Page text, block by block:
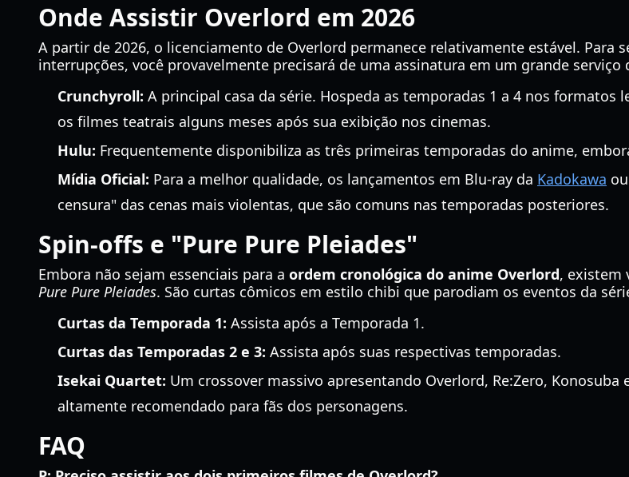
Onde Assistir Overlord em 2026
A partir de 2026, o licenciamento de Overlord permanece relativamente estável. Para
interrupções, você provavelmente precisará de uma assinatura em um grande serviço
Crunchyroll: A principal casa da série. Hospeda as temporadas 1 a 4 nos
os filmes teatrais alguns meses após sua exibição nos cinemas.
Hulu: Frequentemente disponibiliza as três primeiras temporadas do anime,
Mídia Oficial: Para a melhor qualidade, os lançamentos em Blu-ray da Kadokawa
censura" das cenas mais violentas, que são comuns nas temporadas posteriores.
Spin-offs e "Pure Pure Pleiades"
Embora não sejam essenciais para a ordem cronológica do anime Overlord, existem
Pure Pure Pleiades. São curtas cômicos em estilo chibi que parodiam os eventos da
Curtas da Temporada 1: Assista após a Temporada 1.
Curtas das Temporadas 2 e 3: Assista após suas respectivas temporadas.
Isekai Quartet: Um crossover massivo apresentando Overlord, Re:Zero, Konosuba
altamente recomendado para fãs dos personagens.
FAQ